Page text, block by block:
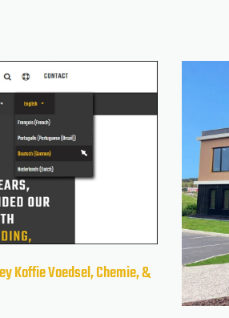
KoffieVoedsel, Chemie, &